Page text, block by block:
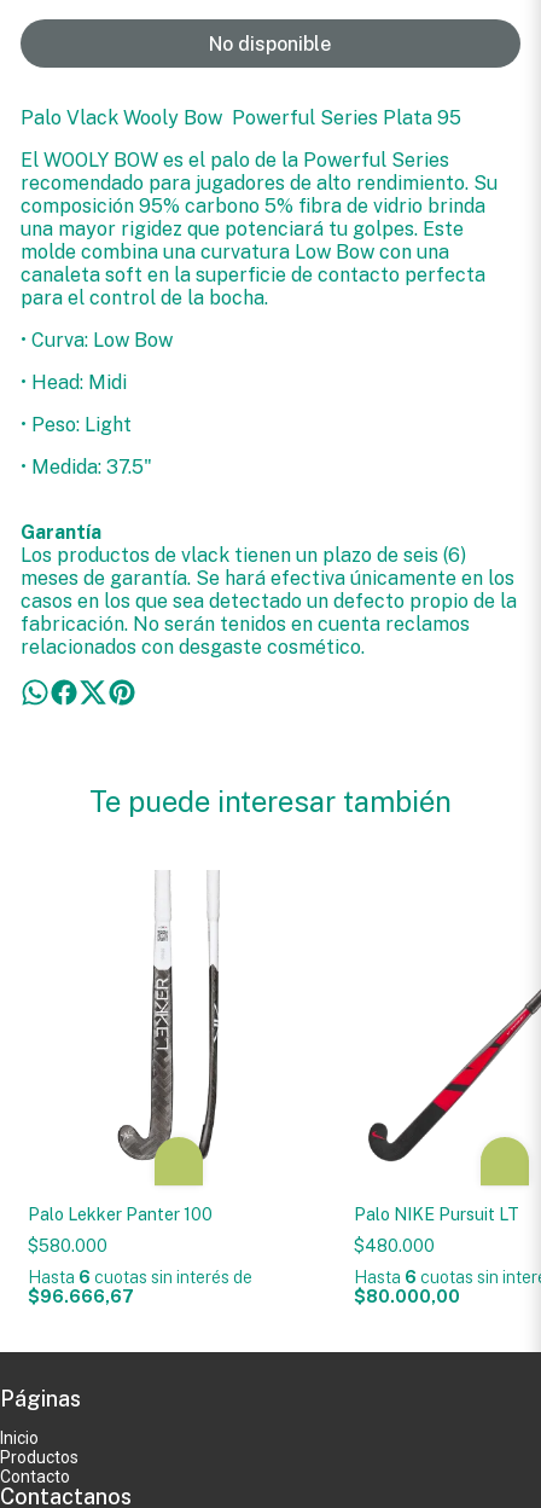
No disponible
Palo Vlack Wooly Bow Powerful Series Plata 95
El WOOLY BOW es el palo de la Powerful Series
recomendado para jugadores de alto rendimiento. Su
composición 95% carbono 5% fibra de vidrio brinda
una mayor rigidez que potenciará tu golpes. Este
molde combina una curvatura Low Bow con una
canaleta soft en la superficie de contacto perfecta
para el control de la bocha.
• Curva: Low Bow
• Head: Midi
• Peso: Light
• Medida: 37.5"
Garantía
Los productos de vlack tienen un plazo de seis (6)
meses de garantía. Se hará efectiva únicamente en los
casos en los que sea detectado un defecto propio de la
fabricación. No serán tenidos en cuenta reclamos
relacionados con desgaste cosmético.
Te puede interesar también
Palo Lekker Panter 100
$580.000
Hasta 6 cuotas sin interés de
$96.666,67
Palo NIKE Pursuit LT
$480.000
Hasta 6 cuotas sin
$80.000,00
Páginas
Inicio
Productos
Contacto
Contactanos